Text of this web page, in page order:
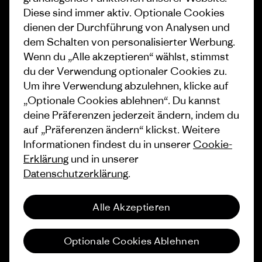
1% For The Planet
Wie wir finanzieren
Geschenkgutscheine
Stores in deiner Nähe
Industry program
Affiliate-Programm
Patagonia Schweiz
Seitenverzeichnis
© 2026 Patagonia, Inc. All Rights Reserved.
Deutsch
Diese sind immer aktiv. Optionale Cookies
dienen der Durchführung von Analysen und
dem Schalten von personalisierter Werbung.
Wenn du „Alle akzeptieren“ wählst, stimmst
du der Verwendung optionaler Cookies zu.
Um ihre Verwendung abzulehnen, klicke auf
„Optionale Cookies ablehnen“. Du kannst
deine Präferenzen jederzeit ändern, indem du
auf „Präferenzen ändern“ klickst. Weitere
Informationen findest du in unserer Cookie-
Erklärung und in unserer
Datenschutzerklärung.
Alle Akzeptieren
Optionale Cookies Ablehnen